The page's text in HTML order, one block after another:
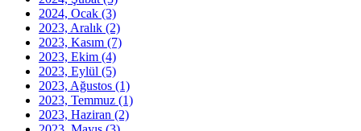
2024, Ocak (3)
2023, Aralık (2)
2023, Kasım (7)
2023, Ekim (4)
2023, Eylül (5)
2023, Ağustos (1)
2023, Temmuz (1)
2023, Haziran (2)